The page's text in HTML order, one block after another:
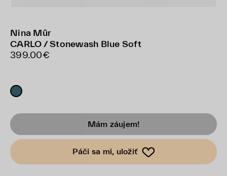
Nina Mûr
CARLO / Stonewash Blue Soft
399.00€
Mám záujem!
Páči sa mi, uložiť